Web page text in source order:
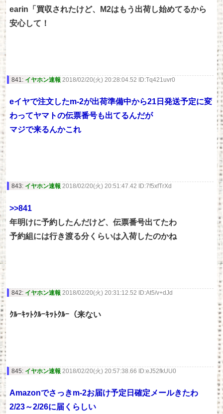
earin「買収されたけど、M2はもう出荷し始めてるから
安心して！
841: イヤホン速報 2018/02/20(火) 20:28:04.52 ID:Tq421uvr0
eイヤで注文したm-2が出荷準備中から21日発送予定に変
わってヤマトの伝票番号も出てるんだが
マジで来るんかこれ
843: イヤホン速報 2018/02/20(火) 20:51:47.42 ID:7f5xfTrXd
>>841
年明けに予約したんだけど、伝票番号出てたわ
予約組には行き渡る分くらいは入荷したのかね
842: イヤホン速報 2018/02/20(火) 20:31:12.52 ID:At5/v+dJd
ｸﾙｰｷｯﾄｸﾙｰｷｯﾄｸﾙｰ（来ない
845: イヤホン速報 2018/02/20(火) 20:57:38.66 ID:eJ52fkUU0
Amazonでさっきm-2お届け予定日確定メールきたわ
2/23～2/26に届くらしい